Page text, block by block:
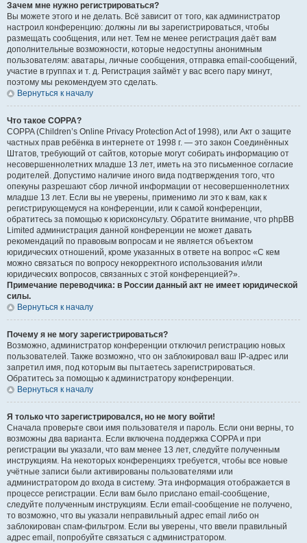
Зачем мне нужно регистрироваться?
Вы можете этого и не делать. Всё зависит от того, как администратор
настроил конференцию: должны ли вы зарегистрироваться, чтобы
размещать сообщения, или нет. Тем не менее регистрация даёт вам
дополнительные возможности, которые недоступны анонимным
пользователям: аватары, личные сообщения, отправка email-сообщений,
участие в группах и т. д. Регистрация займёт у вас всего пару минут,
поэтому мы рекомендуем это сделать.
Вернуться к началу
Что такое COPPA?
COPPA (Children’s Online Privacy Protection Act of 1998), или Акт о защите
частных прав ребёнка в интернете от 1998 г. — это закон Соединённых
Штатов, требующий от сайтов, которые могут собирать информацию от
несовершеннолетних младше 13 лет, иметь на это письменное согласие
родителей. Допустимо наличие иного вида подтверждения того, что
опекуны разрешают сбор личной информации от несовершеннолетних
младше 13 лет. Если вы не уверены, применимо ли это к вам, как к
регистрирующемуся на конференции, или к самой конференции,
обратитесь за помощью к юрисконсульту. Обратите внимание, что phpBB
Limited администрация данной конференции не может давать
рекомендаций по правовым вопросам и не является объектом
юридических отношений, кроме указанных в ответе на вопрос «С кем
можно связаться по вопросу некорректного использования и/или
юридических вопросов, связанных с этой конференцией?».
Примечание переводчика: в России данный акт не имеет юридической
силы.
Вернуться к началу
Почему я не могу зарегистрироваться?
Возможно, администратор конференции отключил регистрацию новых
пользователей. Также возможно, что он заблокировал ваш IP-адрес или
запретил имя, под которым вы пытаетесь зарегистрироваться.
Обратитесь за помощью к администратору конференции.
Вернуться к началу
Я только что зарегистрировался, но не могу войти!
Сначала проверьте свои имя пользователя и пароль. Если они верны, то
возможны два варианта. Если включена поддержка COPPA и при
регистрации вы указали, что вам менее 13 лет, следуйте полученным
инструкциям. На некоторых конференциях требуется, чтобы все новые
учётные записи были активированы пользователями или
администратором до входа в систему. Эта информация отображается в
процессе регистрации. Если вам было прислано email-сообщение,
следуйте полученным инструкциям. Если email-сообщение не получено,
то возможно, что вы указали неправильный адрес email либо он
заблокирован спам-фильтром. Если вы уверены, что ввели правильный
адрес email, попробуйте связаться с администратором.